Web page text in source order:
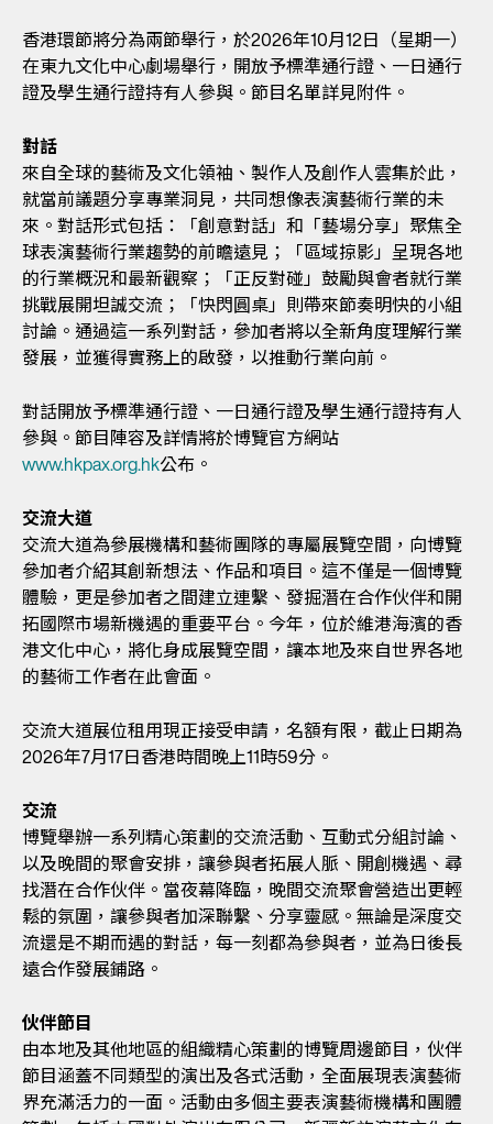
香港環節將分為兩節舉行，於2026年10月12日（星期一）
在東九文化中心劇場舉行，開放予標準通行證、一日通行
證及學生通行證持有人參與。節目名單詳見附件。
對話
來自全球的藝術及文化領袖、製作人及創作人雲集於此，
就當前議題分享專業洞見，共同想像表演藝術行業的未
來。對話形式包括：「創意對話」和「藝場分享」聚焦全
球表演藝術行業趨勢的前瞻遠見；「區域掠影」呈現各地
的行業概況和最新觀察；「正反對碰」鼓勵與會者就行業
挑戰展開坦誠交流；「快閃圓桌」則帶來節奏明快的小組
討論。通過這一系列對話，參加者將以全新角度理解行業
發展，並獲得實務上的啟發，以推動行業向前。
對話開放予標準通行證、一日通行證及學生通行證持有人
參與。節目陣容及詳情將於博覽官方網站
www.hkpax.org.hk公布。
交流大道
交流大道為參展機構和藝術團隊的專屬展覽空間，向博覽
參加者介紹其創新想法、作品和項目。這不僅是一個博覽
體驗，更是參加者之間建立連繫、發掘潛在合作伙伴和開
拓國際市場新機遇的重要平台。今年，位於維港海濱的香
港文化中心，將化身成展覽空間，讓本地及來自世界各地
的藝術工作者在此會面。
交流大道展位租用現正接受申請，名額有限，截止日期為
2026年7月17日香港時間晚上11時59分。
交流
博覽舉辦一系列精心策劃的交流活動、互動式分組討論、
以及晚間的聚會安排，讓參與者拓展人脈、開創機遇、尋
找潛在合作伙伴。當夜幕降臨，晚間交流聚會營造出更輕
鬆的氛圍，讓參與者加深聯繫、分享靈感。無論是深度交
流還是不期而遇的對話，每一刻都為參與者，並為日後長
遠合作發展鋪路。
伙伴節目
由本地及其他地區的組織精心策劃的博覽周邊節目，伙伴
節目涵蓋不同類型的演出及各式活動，全面展現表演藝術
界充滿活力的一面。活動由多個主要表演藝術機構和團體